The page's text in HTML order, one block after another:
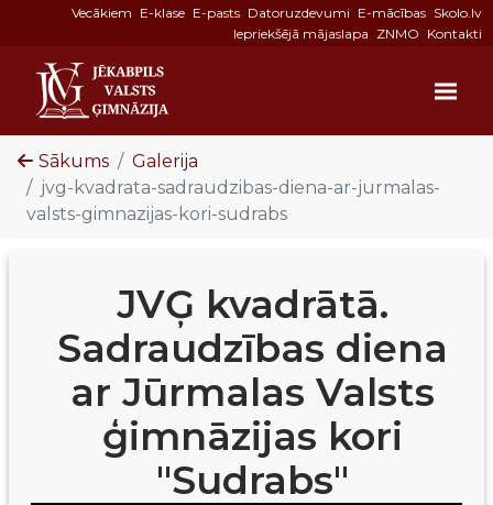
Vecākiem E-klase E-pasts Datoruzdevumi E-mācības Skolo.lv
Iepriekšējā mājaslapa ZNMO Kontakti
Sākums
Galerija
jvg-kvadrata-sadraudzibas-diena-ar-jurmalas-
valsts-gimnazijas-kori-sudrabs
JVĢ kvadrātā.
Sadraudzības diena
ar Jūrmalas Valsts
ģimnāzijas kori
"Sudrabs"